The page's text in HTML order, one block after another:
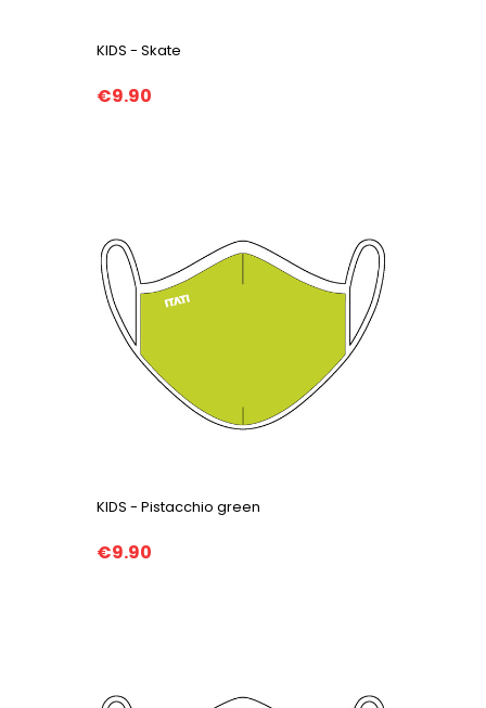
KIDS - Skate
€9.90
KIDS - Pistacchio green
€9.90